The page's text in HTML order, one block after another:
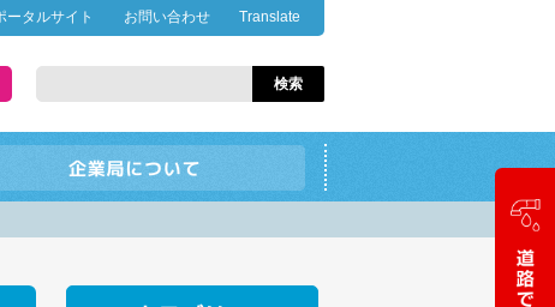
ータルサイト お問い合わせ Translate